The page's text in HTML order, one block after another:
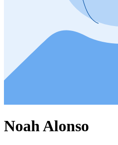
Noah Alonso